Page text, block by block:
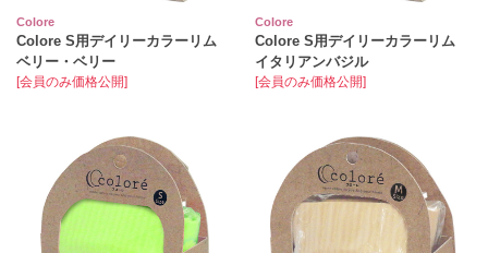
Colore
Colore S用デイリーカラーリム
ベリー・ベリー
[会員のみ価格公開]
Colore
Colore S用デイリーカラーリム
イタリアンバジル
[会員のみ価格公開]